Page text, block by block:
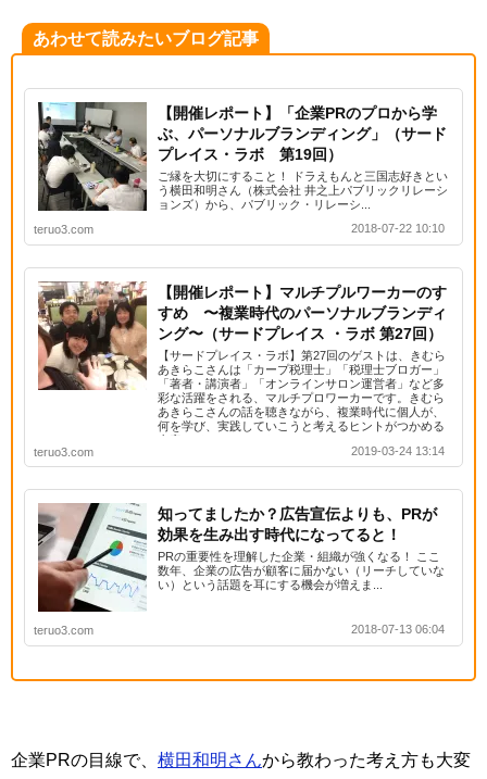
あわせて読みたいブログ記事
【開催レポート】「企業PRのプロから学
ぶ、パーソナルブランディング」（サード
プレイス・ラボ 第19回）
ご縁を大切にすること！ ドラえもんと三国志好きとい
う横田和明さん（株式会社 井之上パブリックリレーシ
ョンズ）から、パブリック・リレーシ...
teruo3.com
2018-07-22 10:10
【開催レポート】マルチプルワーカーのす
すめ 〜複業時代のパーソナルブランディ
ング〜（サードプレイス ・ラボ 第27回）
【サードプレイス・ラボ】第27回のゲストは、きむら
あきらこさんは「カープ税理士」「税理士ブロガー」
「著者・講演者」「オンラインサロン運営者」など多
彩な活躍をされる、マルチプロワーカーです。きむら
あきらこさんの話を聴きながら、複業時代に個人が、
何を学び、実践していこうと考えるヒントがつかめる
内容のイベントでした。
teruo3.com
2019-03-24 13:14
知ってましたか？広告宣伝よりも、PRが
効果を生み出す時代になってると！
PRの重要性を理解した企業・組織が強くなる！ ここ
数年、企業の広告が顧客に届かない（リーチしていな
い）という話題を耳にする機会が増えま...
teruo3.com 2018-07-13 06:04
企業PRの目線で、 横田和明さんから教わった考え方も大変